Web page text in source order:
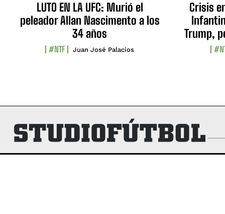
LUTO EN LA UFC: Murió el
peleador Allan Nascimento a los
34 años
#NTF Juan José Palacios
Crisis
Trump,